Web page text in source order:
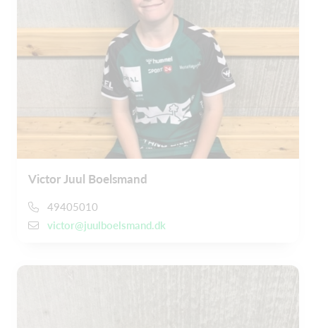
Victor Juul Boelsmand
49405010
victor@juulboelsmand.dk